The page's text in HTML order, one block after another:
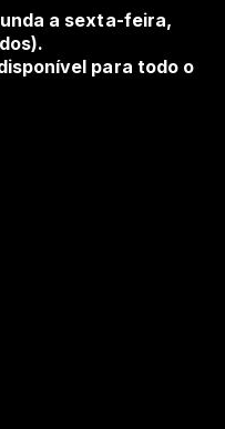
a sexta-feira,
para todo o